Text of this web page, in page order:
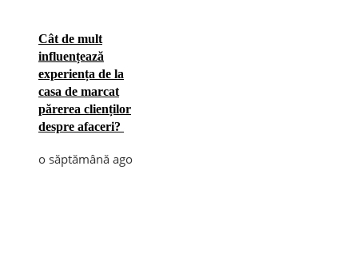
Cât de mult
influențează
experiența de la
casa de marcat
părerea clienților
despre afaceri?
o săptămână ago